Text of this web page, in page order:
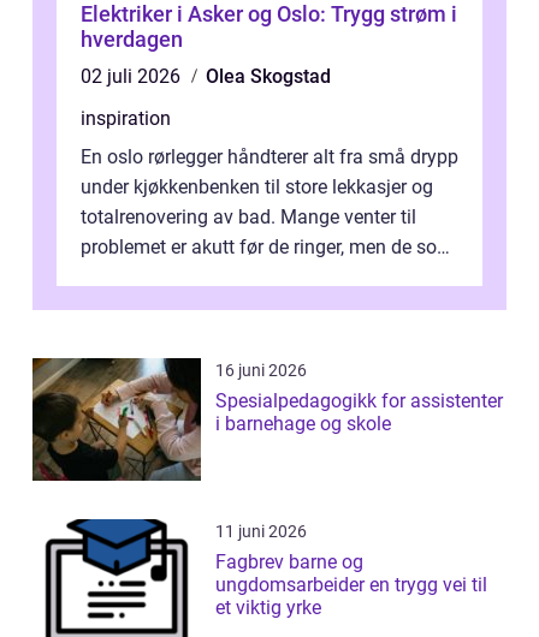
Elektriker i Asker og Oslo: Trygg strøm i
hverdagen
02 juli 2026
Olea Skogstad
inspiration
En oslo rørlegger håndterer alt fra små drypp
under kjøkkenbenken til store lekkasjer og
totalrenovering av bad. Mange venter til
problemet er akutt før de ringer, men de som
16 juni 2026
Spesialpedagogikk for assistenter
i barnehage og skole
11 juni 2026
Fagbrev barne og
ungdomsarbeider en trygg vei til
et viktig yrke